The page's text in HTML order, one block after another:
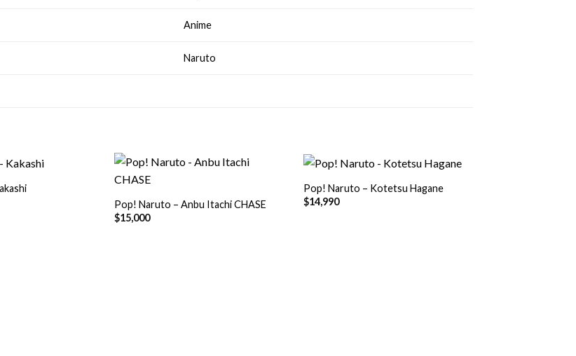
Anime
Naruto
+
Pop! Naruto – Anbu Itachi CHASE
$15,000
+
Pop! Naruto – Kotetsu Hagane
$14,990